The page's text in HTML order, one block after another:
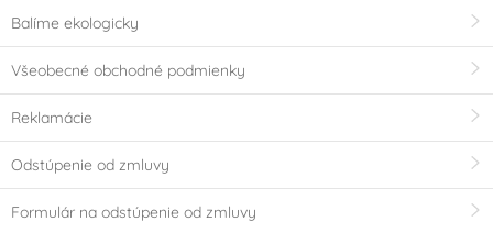
Balíme ekologicky
Všeobecné obchodné podmienky
Reklamácie
Odstúpenie od zmluvy
Formulár na odstúpenie od zmluvy